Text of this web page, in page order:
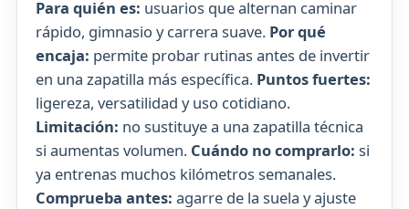
Para quién es: usuarios que alternan caminar
rápido, gimnasio y carrera suave. Por qué
encaja: permite probar rutinas antes de invertir
en una zapatilla más específica. Puntos fuertes:
ligereza, versatilidad y uso cotidiano.
Limitación: no sustituye a una zapatilla técnica
si aumentas volumen. Cuándo no comprarlo: si
ya entrenas muchos kilómetros semanales.
Comprueba antes: agarre de la suela y ajuste